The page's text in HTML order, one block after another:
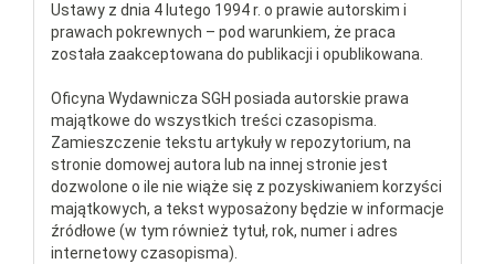
Ustawy z dnia 4 lutego 1994 r. o prawie autorskim i
prawach pokrewnych – pod warunkiem, że praca
została zaakceptowana do publikacji i opublikowana.
Oficyna Wydawnicza SGH posiada autorskie prawa
majątkowe do wszystkich treści czasopisma.
Zamieszczenie tekstu artykuły w repozytorium, na
stronie domowej autora lub na innej stronie jest
dozwolone o ile nie wiąże się z pozyskiwaniem korzyści
majątkowych, a tekst wyposażony będzie w informacje
źródłowe (w tym również tytuł, rok, numer i adres
internetowy czasopisma).